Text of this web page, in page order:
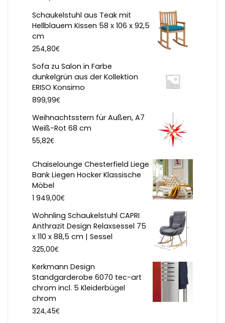
Schaukelstuhl aus Teak mit
Hellblauem Kissen 58 x 106 x 92,5
cm
254,80€
Sofa zu Salon in Farbe
dunkelgrün aus der Kollektion
ERISO Konsimo
899,99€
Weihnachtsstern für Außen, A7
Weiß-Rot 68 cm
55,82€
Chaiselounge Chesterfield Liege
Bank Liegen Hocker Klassische
Möbel
1 949,00€
Wohnling Schaukelstuhl CAPRI
Anthrazit Design Relaxsessel 75
x 110 x 88,5 cm | Sessel
325,00€
Kerkmann Design
Standgarderobe 6070 tec-art
chrom incl. 5 Kleiderbügel
chrom
324,45€